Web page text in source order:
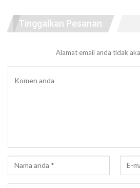
Tinggalkan Pesanan
Alamat email anda tidak